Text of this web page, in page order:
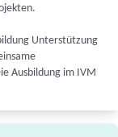
Unterstützung
Ausbildung im IVM